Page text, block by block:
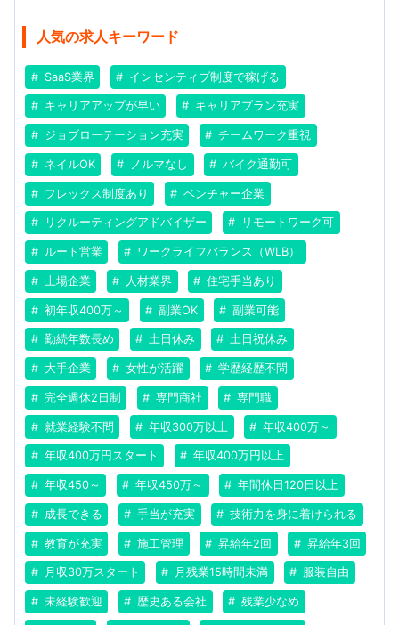
人気の求人キーワード
SaaS業界 インセンティブ制度で稼げる
キャリアアップが早い キャリアプラン充実
ジョブローテーション充実 チームワーク重視
ネイルOK ノルマなし バイク通勤可
フレックス制度あり ベンチャー企業
リクルーティングアドバイザー リモートワーク可
ルート営業 ワークライフバランス（WLB）
上場企業 人材業界 住宅手当あり
初年収400万～ 副業OK 副業可能
勤続年数長め 土日休み 土日祝休み
大手企業 女性が活躍 学歴経歴不問
完全週休2日制 専門商社 専門職
就業経験不問 年収300万以上 年収400万～
年収400万円スタート 年収400万円以上
年収450～ 年収450万～ 年間休日120日以上
成長できる 手当が充実 技術力を身に着けられる
教育が充実 施工管理 昇給年2回 昇給年3回
月収30万スタート 月残業15時間未満 服装自由
未経験歓迎 歴史ある会社 残業少なめ